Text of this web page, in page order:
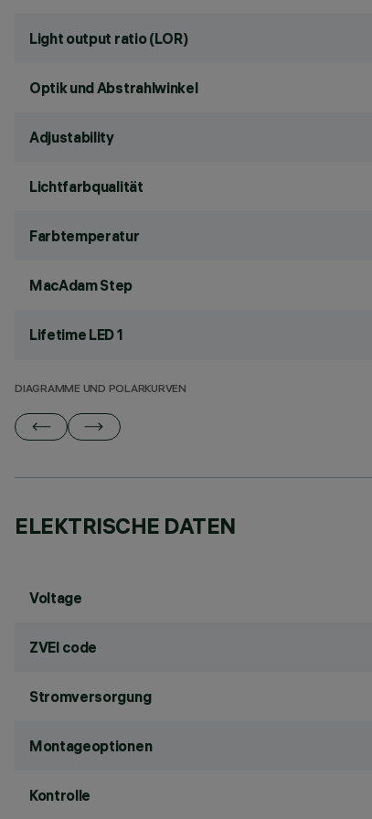
Light output ratio (LOR)
Optik und Abstrahlwinkel
Adjustability
Lichtfarbqualität
Farbtemperatur
MacAdam Step
Lifetime LED 1
DIAGRAMME UND POLARKURVEN
ELEKTRISCHE DATEN
Voltage
ZVEI code
Stromversorgung
Montageoptionen
Kontrolle